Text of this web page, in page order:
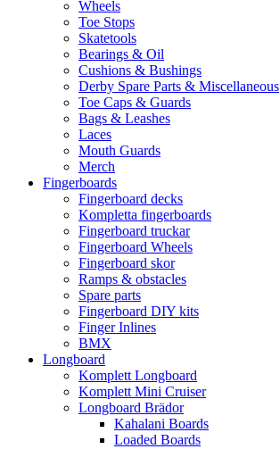
Wheels
Toe Stops
Skatetools
Bearings & Oil
Cushions & Bushings
Derby Spare Parts & Miscellaneous
Toe Caps & Guards
Bags & Leashes
Laces
Mouth Guards
Merch
Fingerboards
Fingerboard decks
Kompletta fingerboards
Fingerboard truckar
Fingerboard Wheels
Fingerboard skor
Ramps & obstacles
Spare parts
Fingerboard DIY kits
Finger Inlines
BMX
Longboard
Komplett Longboard
Komplett Mini Cruiser
Longboard Brädor
Kahalani Boards
Loaded Boards